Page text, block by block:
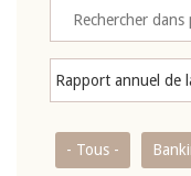
- Tous -